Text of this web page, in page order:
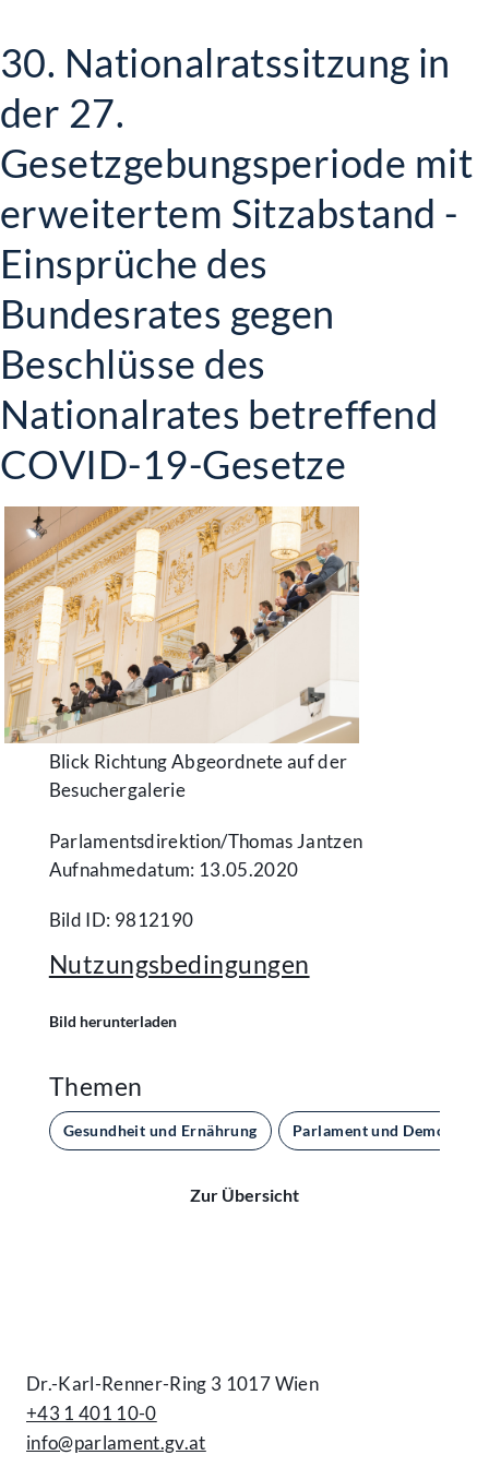
30. Nationalratssitzung in
der 27.
Gesetzgebungsperiode mit
erweitertem Sitzabstand -
Einsprüche des
Bundesrates gegen
Beschlüsse des
Nationalrates betreffend
COVID-19-Gesetze
Blick Richtung Abgeordnete auf der
Besuchergalerie
Parlamentsdirektion/​Thomas Jantzen
Aufnahmedatum: 13.05.2020
Bild ID: 9812190
Nutzungsbedingungen
Bild herunterladen
Themen
Gesundheit und Ernährung Parlament und Demokratie
Zur Übersicht
Dr.-Karl-Renner-Ring 3 1017 Wien
+43 1 401 10-0
info@parlament.gv.at